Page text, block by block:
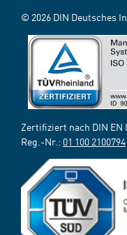
© 2026 DIN Deutsches
Zertifiziert nach DIN EN
Reg.-Nr.: 01 100 2100794